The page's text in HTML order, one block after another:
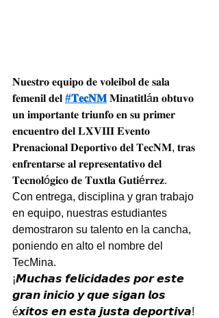
𝐍𝐮𝐞𝐬𝐭𝐫𝐨 𝐞𝐪𝐮𝐢𝐩𝐨 𝐝𝐞 𝐯𝐨𝐥𝐞𝐢𝐛𝐨𝐥 𝐝𝐞 𝐬𝐚𝐥𝐚
𝐟𝐞𝐦𝐞𝐧𝐢𝐥 𝐝𝐞𝐥 #𝐓𝐞𝐜𝐍𝐌 𝐌𝐢𝐧𝐚𝐭𝐢𝐭𝐥á𝐧 𝐨𝐛𝐭𝐮𝐯𝐨
𝐮𝐧 𝐢𝐦𝐩𝐨𝐫𝐭𝐚𝐧𝐭𝐞 𝐭𝐫𝐢𝐮𝐧𝐟𝐨 𝐞𝐧 𝐬𝐮 𝐩𝐫𝐢𝐦𝐞𝐫
𝐞𝐧𝐜𝐮𝐞𝐧𝐭𝐫𝐨 𝐝𝐞𝐥 𝐋𝐗𝐕𝐈𝐈𝐈 𝐄𝐯𝐞𝐧𝐭𝐨
𝐏𝐫𝐞𝐧𝐚𝐜𝐢𝐨𝐧𝐚𝐥 𝐃𝐞𝐩𝐨𝐫𝐭𝐢𝐯𝐨 𝐝𝐞𝐥 𝐓𝐞𝐜𝐍𝐌, 𝐭𝐫𝐚𝐬
𝐞𝐧𝐟𝐫𝐞𝐧𝐭𝐚𝐫𝐬𝐞 𝐚𝐥 𝐫𝐞𝐩𝐫𝐞𝐬𝐞𝐧𝐭𝐚𝐭𝐢𝐯𝐨 𝐝𝐞𝐥
𝐓𝐞𝐜𝐧𝐨𝐥ó𝐠𝐢𝐜𝐨 𝐝𝐞 𝐓𝐮𝐱𝐭𝐥𝐚 𝐆𝐮𝐭𝐢é𝐫𝐫𝐞𝐳.
Con entrega, disciplina y gran trabajo
en equipo, nuestras estudiantes
demostraron su talento en la cancha,
poniendo en alto el nombre del
TecMina.
¡𝙈𝙪𝙘𝙝𝙖𝙨 𝙛𝙚𝙡𝙞𝙘𝙞𝙙𝙖𝙙𝙚𝙨 𝙥𝙤𝙧 𝙚𝙨𝙩𝙚
𝙜𝙧𝙖𝙣 𝙞𝙣𝙞𝙘𝙞𝙤 𝙮 𝙦𝙪𝙚 𝙨𝙞𝙜𝙖𝙣 𝙡𝙤𝙨
é𝙭𝙞𝙩𝙤𝙨 𝙚𝙣 𝙚𝙨𝙩𝙖 𝙟𝙪𝙨𝙩𝙖 𝙙𝙚𝙥𝙤𝙧𝙩𝙞𝙫𝙖!